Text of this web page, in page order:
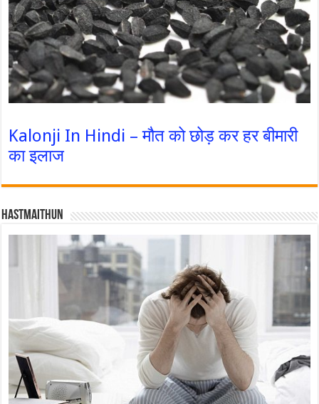
Kalonji In Hindi – मौत को छोड़ कर हर बीमारी
का इलाज
Hastmaithun